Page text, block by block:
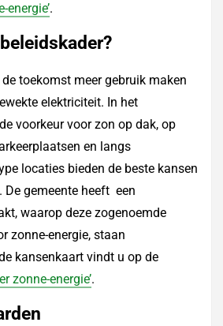
energie’.
toekomst meer gebruik maken
elektriciteit. In het
voorkeur voor zon op dak, op
en langs
locaties bieden de beste kansen
De gemeente heeft een
waarop deze zogenoemde
zonne-energie, staan
kansenkaart vindt u op de
zonne-energie’.